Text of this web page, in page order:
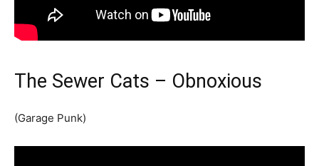
The Sewer Cats – Obnoxious
(Garage Punk)